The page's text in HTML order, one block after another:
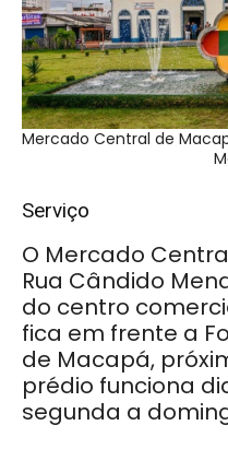
Mercado Central de
Serviço
O Mercado
Rua Cândido
do centro
fica em frente a
de Macapá,
prédio funciona
segunda a